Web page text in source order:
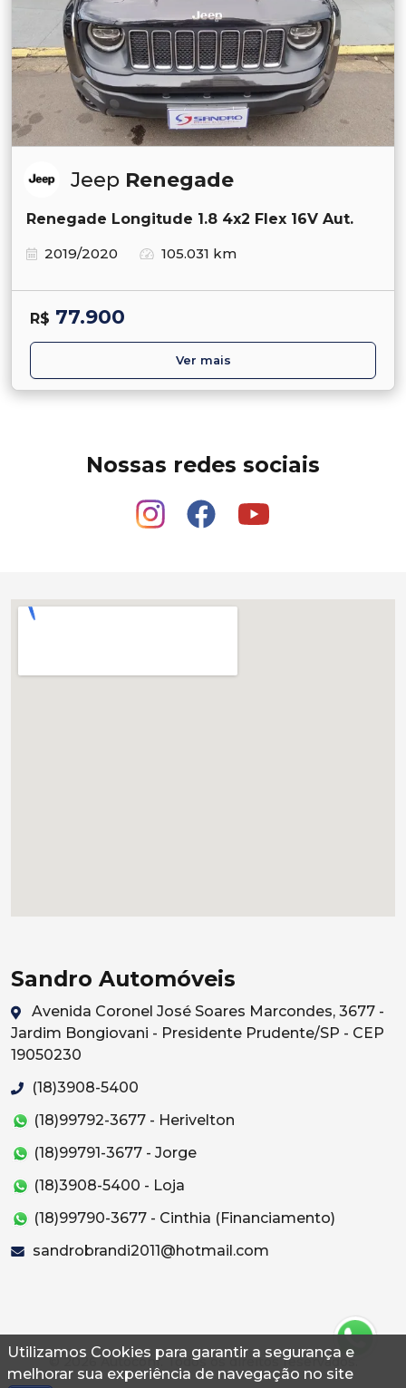
Utilizamos Cookies para garantir a segurança e
melhorar sua experiência de navegação no site
Jeep Renegade
Renegade Longitude 1.8 4x2 Flex 16V Aut.
2019/2020
105.031 km
R$ 77.900
Ver mais
Nossas redes sociais
Sandro Automóveis
Avenida Coronel José Soares Marcondes, 3677 -
Jardim Bongiovani - Presidente Prudente/SP - CEP
19050230
(18)3908-5400
(18)99792-3677 - Herivelton
(18)99791-3677 - Jorge
(18)3908-5400 - Loja
(18)99790-3677 - Cinthia (Financiamento)
sandrobrandi2011@hotmail.com
© 2026 Autoconf. Todos os direitos reservados.